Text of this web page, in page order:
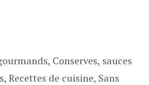
, Conserves, sauces
, Recettes de cuisine, Sans